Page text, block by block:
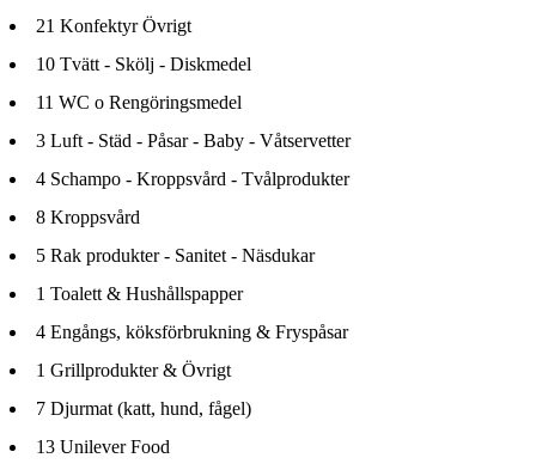
21 Konfektyr Övrigt
10 Tvätt - Skölj - Diskmedel
11 WC o Rengöringsmedel
3 Luft - Städ - Påsar - Baby - Våtservetter
4 Schampo - Kroppsvård - Tvålprodukter
8 Kroppsvård
5 Rak produkter - Sanitet - Näsdukar
1 Toalett & Hushållspapper
4 Engångs, köksförbrukning & Fryspåsar
1 Grillprodukter & Övrigt
7 Djurmat (katt, hund, fågel)
13 Unilever Food